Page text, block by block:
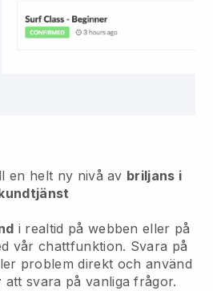
en helt ny nivå av briljans i
i realtid på webben eller på
vår chattfunktion. Svara på
problem direkt och använd
att svara på vanliga frågor.